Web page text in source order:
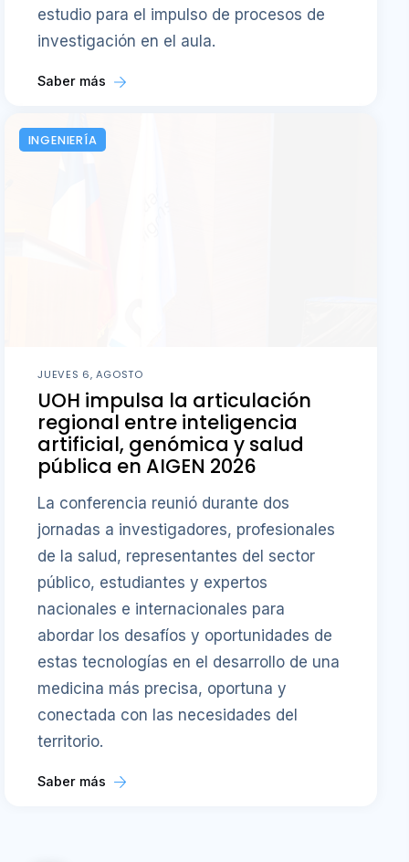
estudio para el impulso de procesos de
investigación en el aula.
Saber más
INGENIERÍA
JUEVES 6, AGOSTO
UOH impulsa la articulación
regional entre inteligencia
artificial, genómica y salud
pública en AIGEN 2026
La conferencia reunió durante dos
jornadas a investigadores, profesionales
de la salud, representantes del sector
público, estudiantes y expertos
nacionales e internacionales para
abordar los desafíos y oportunidades de
estas tecnologías en el desarrollo de una
medicina más precisa, oportuna y
conectada con las necesidades del
territorio.
Saber más